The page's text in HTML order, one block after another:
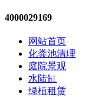
4000029169
网站首页
化粪池清理
庭院景观
水陆缸
绿植租赁